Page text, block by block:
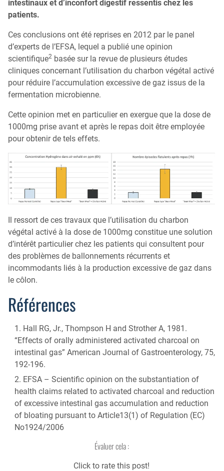
intestinaux et d’inconfort digestif ressentis chez les
patients.
Ces conclusions ont été reprises en 2012 par le panel
d’experts de l’EFSA, lequel a publié une opinion
scientifique2 basée sur la revue de plusieurs études
cliniques concernant l’utilisation du charbon végétal activé
pour réduire l’accumulation excessive de gaz issus de la
fermentation microbienne.
Cette opinion met en particulier en exergue que la dose de
1000mg prise avant et après le repas doit être employée
pour obtenir de tels effets.
Il ressort de ces travaux que l’utilisation du charbon
végétal activé à la dose de 1000mg constitue une solution
d’intérêt particulier chez les patients qui consultent pour
des problèmes de ballonnements récurrents et
incommodants liés à la production excessive de gaz dans
le côlon.
Références
Hall RG, Jr., Thompson H and Strother A, 1981.
“Effects of orally administered activated charcoal on
intestinal gas” American Journal of Gastroenterology, 75,
192-196.
EFSA – Scientific opinion on the substantiation of
health claims related to activated charcoal and reduction
of excessive intestinal gas accumulation and reduction
of bloating pursuant to Article13(1) of Regulation (EC)
No1924/2006
Évaluer cela :
Click to rate this post!